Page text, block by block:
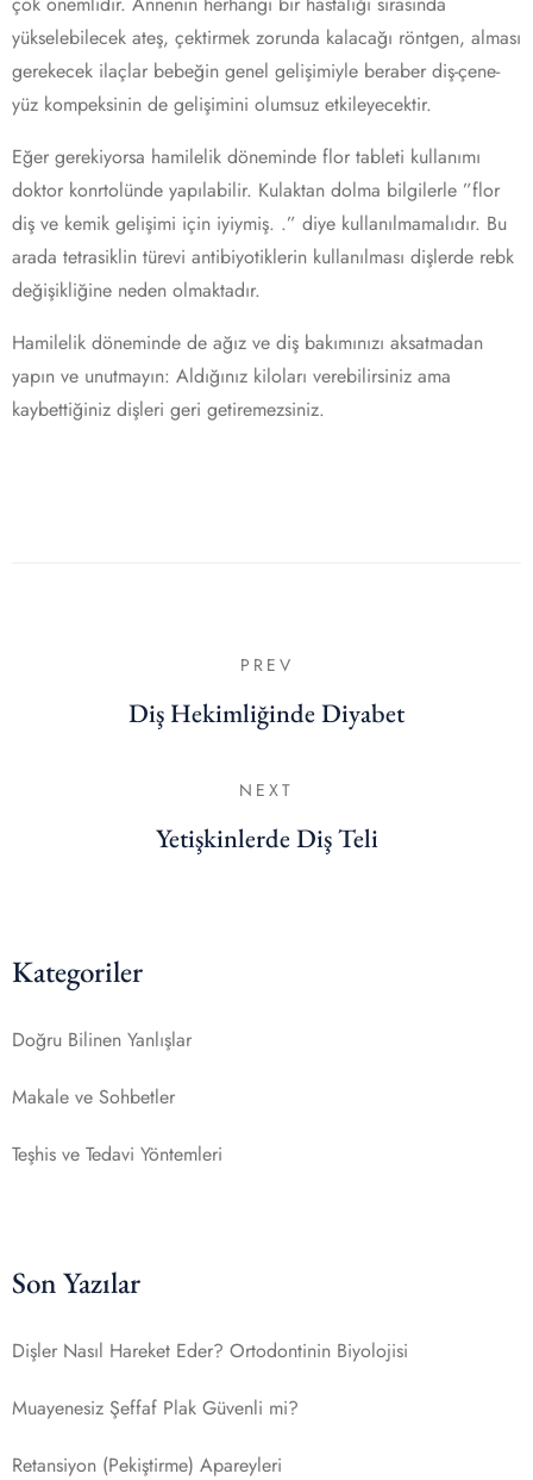
yükselebilecek ateş, çektirmek zorunda kalacağı röntgen, alması
gerekecek ilaçlar bebeğin genel gelişimiyle beraber diş-çene-
yüz kompeksinin de gelişimini olumsuz etkileyecektir.
Eğer gerekiyorsa hamilelik döneminde flor tableti kullanımı
doktor konrtolünde yapılabilir. Kulaktan dolma bilgilerle ”flor
diş ve kemik gelişimi için iyiymiş. .” diye kullanılmamalıdır. Bu
arada tetrasiklin türevi antibiyotiklerin kullanılması dişlerde rebk
değişikliğine neden olmaktadır.
Hamilelik döneminde de ağız ve diş bakımınızı aksatmadan
yapın ve unutmayın: Aldığınız kiloları verebilirsiniz ama
kaybettiğiniz dişleri geri getiremezsiniz.
PREV
Diş Hekimliğinde Diyabet
NEXT
Yetişkinlerde Diş Teli
Kategoriler
Doğru Bilinen Yanlışlar
Makale ve Sohbetler
Teşhis ve Tedavi Yöntemleri
Son Yazılar
Dişler Nasıl Hareket Eder? Ortodontinin Biyolojisi
Muayenesiz Şeffaf Plak Güvenli mi?
Retansiyon (Pekiştirme) Apareyleri